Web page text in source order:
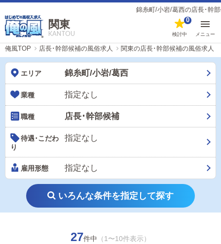
錦糸町/小岩/葛西の店長･幹部候補の風俗男
関東
KANTOU 検討中
0
メニュー
俺風TOP 店長･幹部候補の風俗求人 関東の店長･幹部候補の風俗求人
エリア 錦糸町/小岩/葛西
業種 指定なし
職種 店長･幹部候補
待遇･こだわ
り
指定なし
雇用形態 指定なし
いろんな条件を指定して探す
27件中 （1〜10件表示）